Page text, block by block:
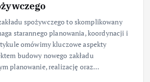
spożywczego to skomplikowany
starannego planowania, koordynacji i
omówimy kluczowe aspekty
budowy nowego zakładu
planowanie, realizację oraz…